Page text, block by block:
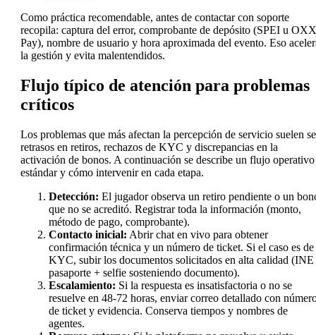
Como práctica recomendable, antes de contactar con soporte
recopila: captura del error, comprobante de depósito (SPEI u
Pay), nombre de usuario y hora aproximada del evento. Eso
la gestión y evita malentendidos.
Flujo típico de atención para problemas
críticos
Los problemas que más afectan la percepción de servicio suelen
retrasos en retiros, rechazos de KYC y discrepancias en la
activación de bonos. A continuación se describe un flujo operativo
estándar y cómo intervenir en cada etapa.
Detección: El jugador observa un retiro pendiente o un
que no se acreditó. Registrar toda la información (monto,
método de pago, comprobante).
Contacto inicial: Abrir chat en vivo para obtener
confirmación técnica y un número de ticket. Si el caso es de
KYC, subir los documentos solicitados en alta calidad (INE
pasaporte + selfie sosteniendo documento).
Escalamiento: Si la respuesta es insatisfactoria o no se
resuelve en 48-72 horas, enviar correo detallado con
de ticket y evidencia. Conserva tiempos y nombres de
agentes.